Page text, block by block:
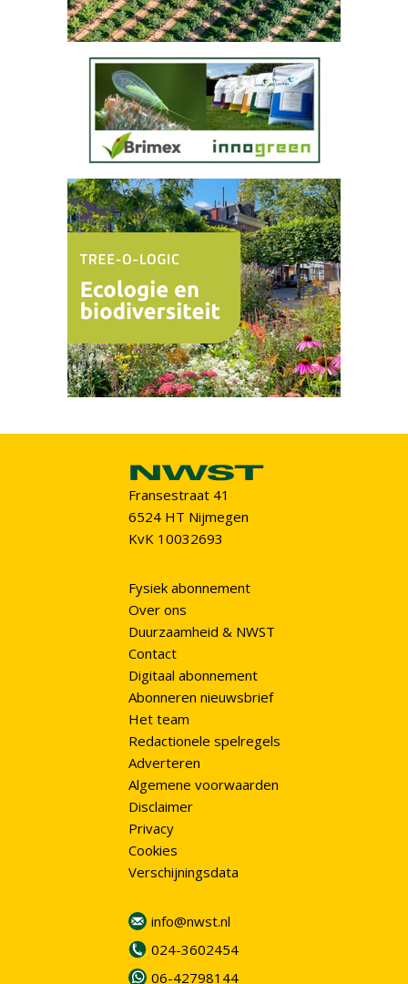
Fransestraat 41
6524 HT Nijmegen
KvK 10032693
Fysiek abonnement
Over ons
Duurzaamheid & NWST
Contact
Digitaal abonnement
Abonneren nieuwsbrief
Het team
Redactionele spelregels
Adverteren
Algemene voorwaarden
Disclaimer
Privacy
Cookies
Verschijningsdata
info@nwst.nl
024-3602454
06-42798144